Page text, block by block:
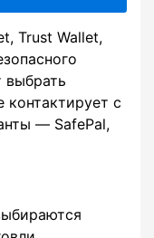
Trust Wallet,
выбрать
контактирует с
— SafePal,